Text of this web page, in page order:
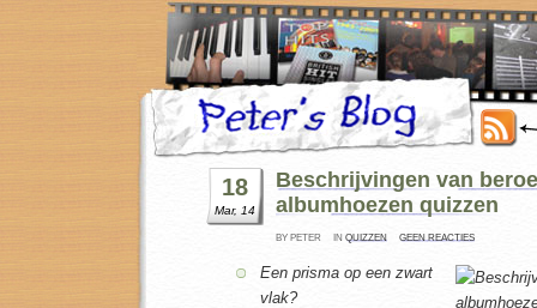
18
Mar, 14
Beschrijvingen van
albumhoezen quizzen
BY PETER IN QUIZZEN GEEN REACTIES
Een prisma op een zwart
vlak?